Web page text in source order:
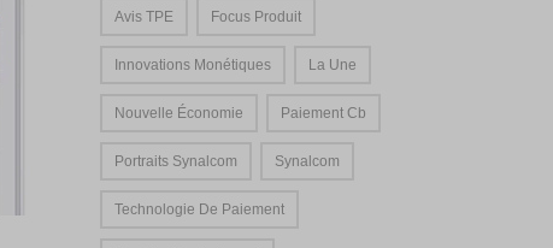
Avis TPE Focus Produit
Innovations Monétiques La Une
Nouvelle Économie Paiement Cb
Portraits Synalcom Synalcom
Technologie De Paiement